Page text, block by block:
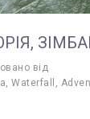
від
Waterfall